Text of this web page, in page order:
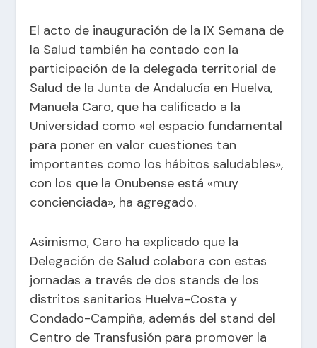
El acto de inauguración de la IX Semana de
la Salud también ha contado con la
participación de la delegada territorial de
Salud de la Junta de Andalucía en Huelva,
Manuela Caro, que ha calificado a la
Universidad como «el espacio fundamental
para poner en valor cuestiones tan
importantes como los hábitos saludables»,
con los que la Onubense está «muy
concienciada», ha agregado.
Asimismo, Caro ha explicado que la
Delegación de Salud colabora con estas
jornadas a través de dos stands de los
distritos sanitarios Huelva-Costa y
Condado-Campiña, además del stand del
Centro de Transfusión para promover la